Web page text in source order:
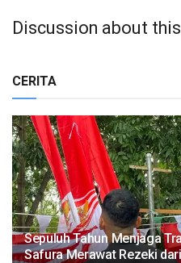
Discussion about
CERITA
Sepuluh Tahun Menjaga
Safura Merawat Rezeki